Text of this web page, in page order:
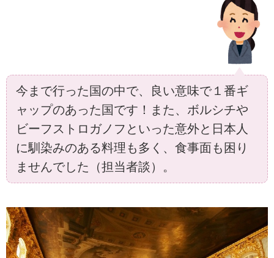
今まで行った国の中で、良い意味で１番ギ
ャップのあった国です！また、ボルシチや
ビーフストロガノフといった意外と日本人
に馴染みのある料理も多く、食事面も困り
ませんでした（担当者談）。